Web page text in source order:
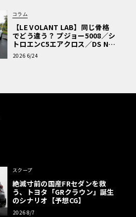
コラム
【LE VOLANT LAB】同じ骨格
でどう違う？ プジョー5008／シ
トロエンC5エアクロス／DS Nº4
読者一気乗りレポート
2026 6/24
スクープ
絶滅寸前の国産FRセダンを救
う、トヨタ「GRクラウン」誕生
のシナリオ【予想CG】
2026 8/7